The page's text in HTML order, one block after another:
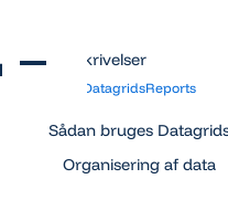
DatagridsReports
Sådan bruges
Organisering af data